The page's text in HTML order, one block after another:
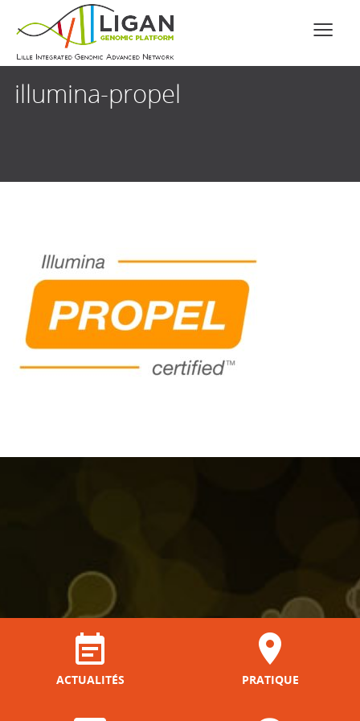
illumina-propel
ACTUALITÉS PRATIQUE